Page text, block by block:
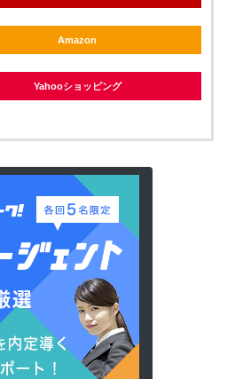
Amazon
Yahooショッピング